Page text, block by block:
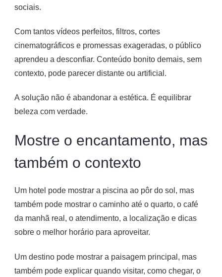
sociais.
Com tantos vídeos perfeitos, filtros, cortes
cinematográficos e promessas exageradas, o público
aprendeu a desconfiar. Conteúdo bonito demais, sem
contexto, pode parecer distante ou artificial.
A solução não é abandonar a estética. É equilibrar
beleza com verdade.
Mostre o encantamento, mas
também o contexto
Um hotel pode mostrar a piscina ao pôr do sol, mas
também pode mostrar o caminho até o quarto, o café
da manhã real, o atendimento, a localização e dicas
sobre o melhor horário para aproveitar.
Um destino pode mostrar a paisagem principal, mas
também pode explicar quando visitar, como chegar, o